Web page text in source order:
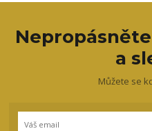
a
Můžete se